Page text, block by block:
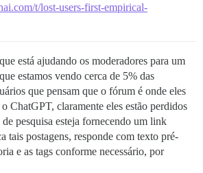
t/lost-users-first-empirical-
está ajudando os moderadores para um
estamos vendo cerca de 5% das
que pensam que o fórum é onde eles
ChatGPT, claramente eles estão perdidos
pesquisa esteja fornecendo um link
postagens, responde com texto pré-
e as tags conforme necessário, por